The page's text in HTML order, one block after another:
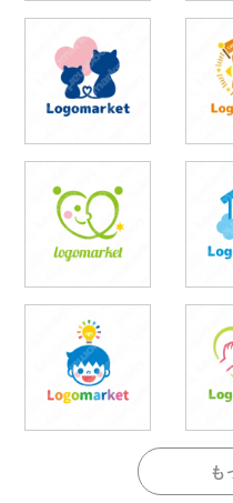
も